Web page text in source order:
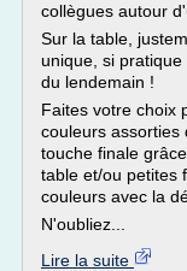
collègues autour
Sur la table,
unique, si
du lendemain !
Faites votre choix
couleurs assorties
touche finale
table et/ou petites
couleurs avec la
N'oubliez...
Lire la suite